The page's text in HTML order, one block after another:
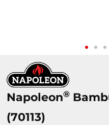
Napoleon®
(70113)